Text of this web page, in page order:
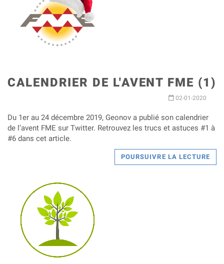
CALENDRIER DE L'AVENT FME (1)
02-01-2020
Du 1er au 24 décembre 2019, Geonov a publié son calendrier
de l’avent FME sur Twitter. Retrouvez les trucs et astuces #1 à
#6 dans cet article.
POURSUIVRE LA LECTURE